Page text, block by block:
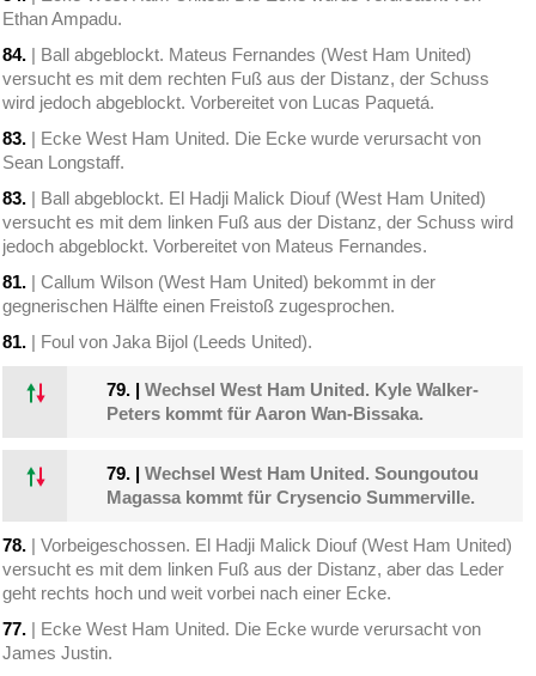
Ethan Ampadu.
84. | Ball abgeblockt. Mateus Fernandes (West Ham United)
versucht es mit dem rechten Fuß aus der Distanz, der Schuss
wird jedoch abgeblockt. Vorbereitet von Lucas Paquetá.
83. | Ecke West Ham United. Die Ecke wurde verursacht von
Sean Longstaff.
83. | Ball abgeblockt. El Hadji Malick Diouf (West Ham United)
versucht es mit dem linken Fuß aus der Distanz, der Schuss wird
jedoch abgeblockt. Vorbereitet von Mateus Fernandes.
81. | Callum Wilson (West Ham United) bekommt in der
gegnerischen Hälfte einen Freistoß zugesprochen.
81. | Foul von Jaka Bijol (Leeds United).
79. |Wechsel West Ham United. Kyle Walker-
Peters kommt für Aaron Wan-Bissaka.
79. |Wechsel West Ham United. Soungoutou
Magassa kommt für Crysencio Summerville.
78. | Vorbeigeschossen. El Hadji Malick Diouf (West Ham United)
versucht es mit dem linken Fuß aus der Distanz, aber das Leder
geht rechts hoch und weit vorbei nach einer Ecke.
77. | Ecke West Ham United. Die Ecke wurde verursacht von
James Justin.